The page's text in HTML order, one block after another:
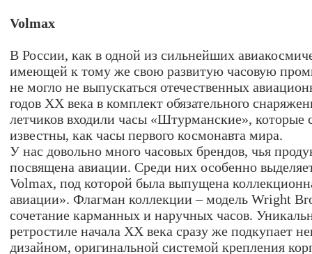
Volmax
В России, как в одной из сильнейших
имеющей к тому же свою развитую часовую
не могло не выпускаться отечественных
годов XX века в комплект обязательного
летчиков входили часы «Штурманские», которые
известны, как часы первого космонавта мира.
У нас довольно много часовых брендов, чья
посвящена авиации. Среди них особенно
Volmax, под которой была выпущена
авиации». Флагман коллекции – модель Wright
сочетание карманных и наручных часов.
ретростиле начала ХХ века сразу же подкупает
дизайном, оригинальной системой крепления